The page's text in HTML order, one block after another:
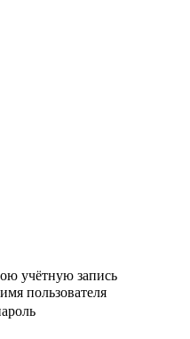
учётную запись
пользователя